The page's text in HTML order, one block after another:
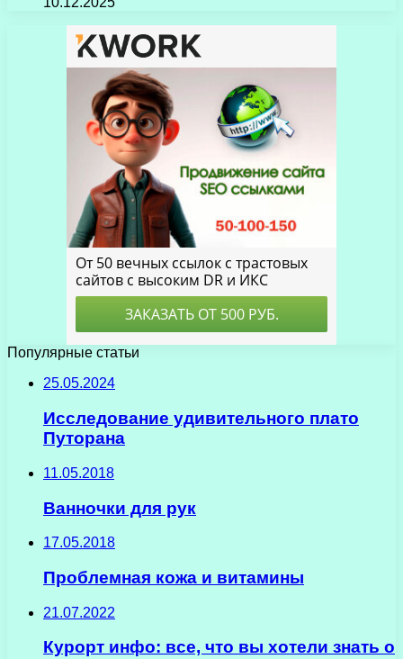
Популярные статьи
25.05.2024
Исследование удивительного плато
Путорана
11.05.2018
Ванночки для рук
17.05.2018
Проблемная кожа и витамины
21.07.2022
Курорт инфо: все, что вы хотели знать о